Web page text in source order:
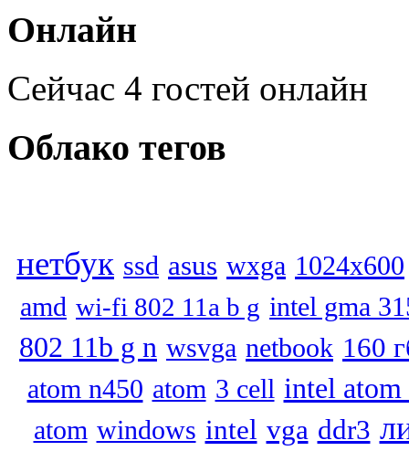
Онлайн
Сейчас 4 гостей онлайн
Облако тегов
нетбук ssd asus wxga 1024x600
amd wi-fi 802 11a b g intel gma
802 11b g n wsvga netbook 160
atom n450 atom 3 cell intel atom
atom windows intel vga ddr3